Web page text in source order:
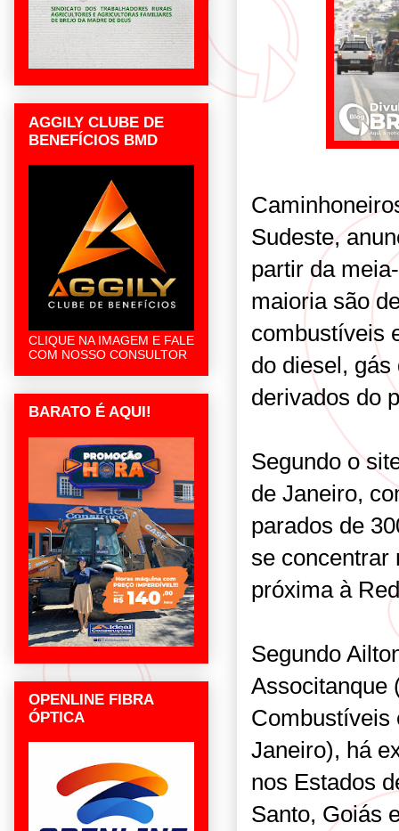
Sudeste,
partir da
maioria são
combustíveis
do diesel,
derivados do
Segundo o
de Janeiro,
parados de
se concentrar
próxima à
Segundo
Associtanque
Combustíveis
Janeiro), há
nos Estados
Santo, Goiás
AGGILY CLUBE DE
BENEFÍCIOS BMD
CLIQUE NA IMAGEM E FALE
COM NOSSO CONSULTOR
BARATO É AQUI!
OPENLINE FIBRA
ÓPTICA